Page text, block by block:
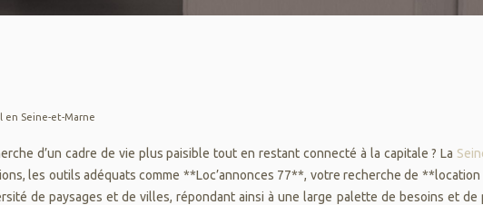
en Seine-et-Marne
d’un cadre de vie plus paisible tout en restant connecté à la capitale ? La
les outils adéquats comme **Loc’annonces 77**, votre recherche de
de paysages et de villes, répondant ainsi à une large palette de besoins et